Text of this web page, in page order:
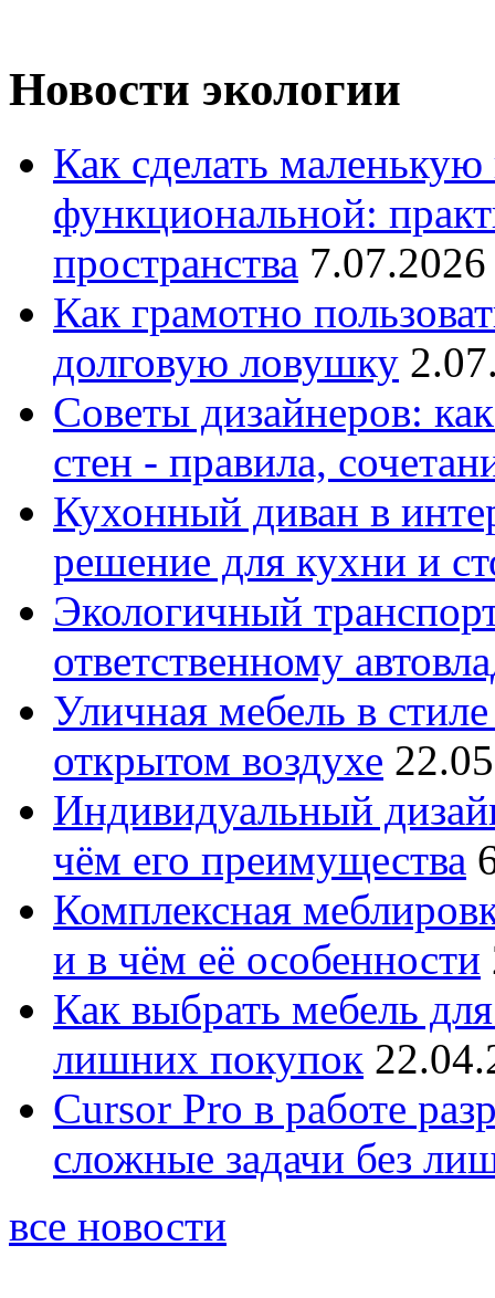
Новости экологии
Как сделать
функциональной:
пространства
Как грамотно
долговую ловушку
Советы дизайнеров:
стен - правила,
Кухонный диван в
решение для кухни и
Экологичный
ответственному
Уличная мебель в
открытом воздухе
Индивидуальный
чём его преимущества
Комплексная
и в чём её особенности
Как выбрать мебель
лишних покупок
Cursor Pro в работе
сложные задачи без
все новости